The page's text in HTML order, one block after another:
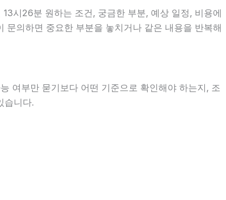
시26분 원하는 조건, 궁금한 부분, 예상 일정, 비용에
의하면 중요한 부분을 놓치거나 같은 내용을 반복해
여부만 묻기보다 어떤 기준으로 확인해야 하는지, 조
습니다.